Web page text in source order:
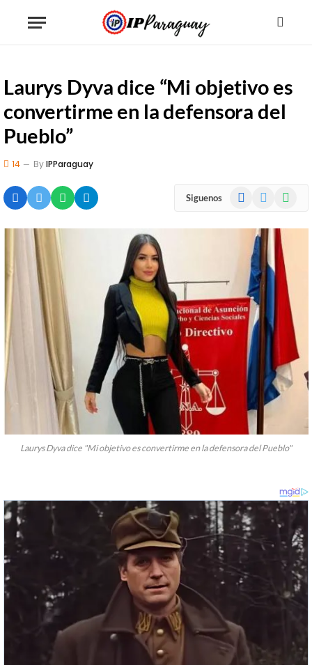
Laurys Dyva dice “Mi objetivo es
convertirme en la defensora del
Pueblo”
14 ByIPParaguay
Siguenos Facebook
Laurys Dyva dice "Mi objetivo es convertirme en la defensora del Pueblo"